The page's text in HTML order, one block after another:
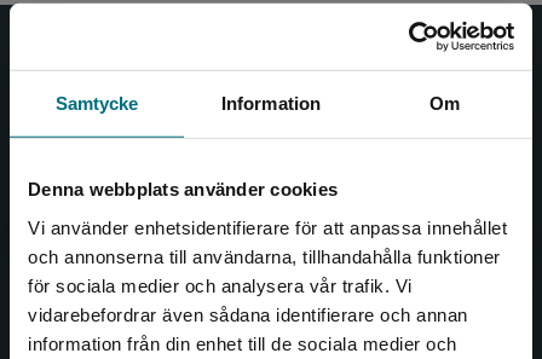
Samtycke Information Om
Denna webbplats använder cookies
Vi använder enhetsidentifierare för att anpassa innehållet
och annonserna till användarna, tillhandahålla funktioner
för sociala medier och analysera vår trafik. Vi
vidarebefordrar även sådana identifierare och annan
information från din enhet till de sociala medier och
Begränsad fraktregion
Nypon och Vilja
Nypon och Vilja förlag ger ut böcker som väcker läslust
såväl barn som vuxna.
Nypon och Vilja förlag är en del av Studentlitteratur.
Kontakta oss
Kontakta oss